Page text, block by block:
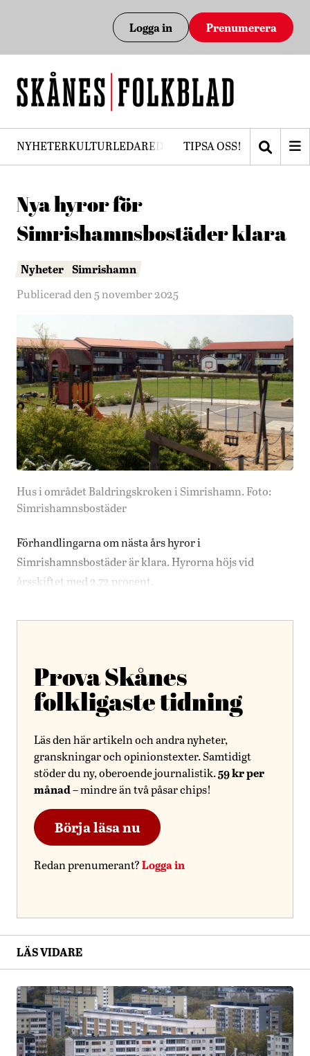
Logga in Prenumerera
NYHETERKULTURLEDAREDEBATTPRENUMERERA
TIPSA OSS!
Nya hyror för
Simrishamnsbostäder klara
Nyheter Simrishamn
Publicerad den 5 november 2025
Hus i området Baldringskroken i Simrishamn. Foto:
Simrishamnsbostäder
Förhandlingarna om nästa års hyror i
Simrishamnsbostäder är klara. Hyrorna höjs vid
årsskiftet med 2,72 procent.
Prova Skånes
folkligaste tidning
Läs den här artikeln och andra nyheter,
granskningar och opinionstexter. Samtidigt
stöder du ny, oberoende journalistik.59 kr per
månad– mindre än två påsar chips!
Börja läsa nu
Redan prenumerant?Logga in
LÄS VIDARE